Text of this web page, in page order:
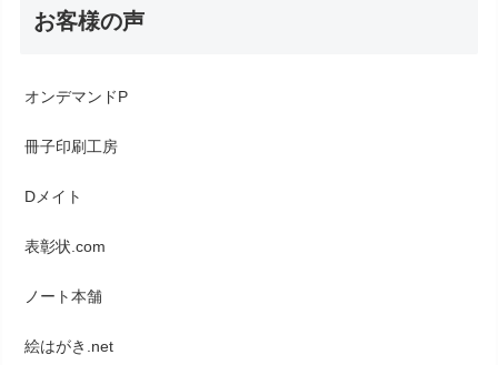
お客様の声
オンデマンドP
冊子印刷工房
Dメイト
表彰状.com
ノート本舗
絵はがき.net